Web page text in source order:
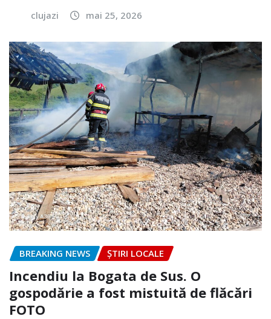
clujazi mai 25, 2026
BREAKING NEWS ȘTIRI LOCALE
Incendiu la Bogata de Sus. O
gospodărie a fost mistuită de flăcări
FOTO